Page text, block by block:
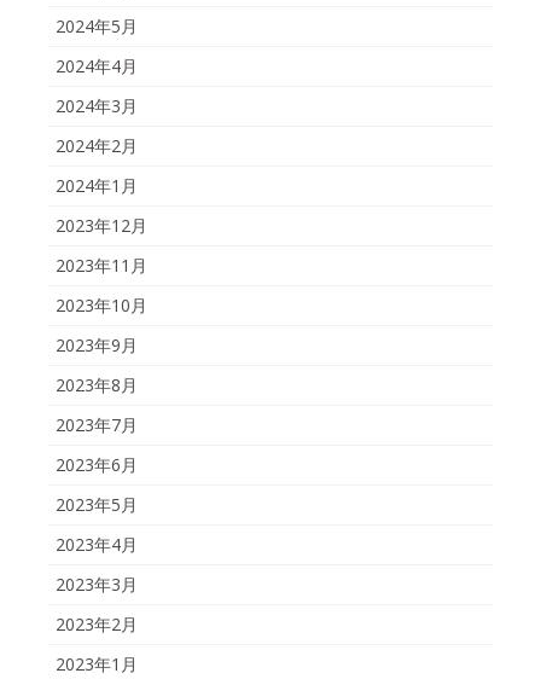
2024年5月
2024年4月
2024年3月
2024年2月
2024年1月
2023年12月
2023年11月
2023年10月
2023年9月
2023年8月
2023年7月
2023年6月
2023年5月
2023年4月
2023年3月
2023年2月
2023年1月